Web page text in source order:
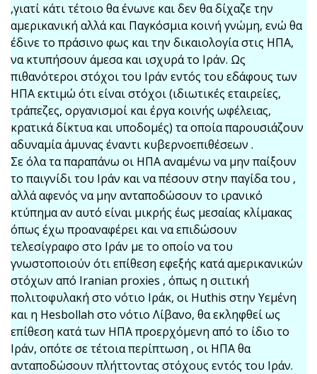
,γιατί κάτι τέτοιο θα ένωνε και δεν θα δίχαζε την
αμερικανική αλλά και Παγκόσμια κοινή γνώμη, ενώ θα
έδινε το πράσινο φως και την δικαιολογία στις ΗΠΑ,
να κτυπήσουν άμεσα και ισχυρά το Ιράν. Ως
πιθανότεροι στόχοι του Ιράν εντός του εδάφους των
ΗΠΑ εκτιμώ ότι είναι στόχοι (ιδιωτικές εταιρείες,
τράπεζες, οργανισμοί και έργα κοινής ωφέλειας,
κρατικά δίκτυα και υποδομές) τα οποία παρουσιάζουν
αδυναμία άμυνας έναντι κυβερνοεπιθέσεων .
Σε όλα τα παραπάνω οι ΗΠΑ αναμένω να μην παίξουν
το παιγνίδι του Ιράν και να πέσουν στην παγίδα του ,
αλλά αφενός να μην ανταποδώσουν το ιρανικό
κτύπημα αν αυτό είναι μικρής έως μεσαίας κλίμακας
όπως έχω προαναφέρει και να επιδώσουν
τελεσίγραφο στο Ιράν με το οποίο να του
γνωστοποιούν ότι επίθεση εφεξής κατά αμερικανικών
στόχων από Iranian proxies , όπως η σιιτική
πολιτοφυλακή στο νότιο Ιράκ, οι Huthis στην Υεμένη
και η Hesbollah στο νότιο Λίβανο, θα εκληφθεί ως
επίθεση κατά των ΗΠΑ προερχόμενη από το ίδιο το
Ιράν, οπότε σε τέτοια περίπτωση , οι ΗΠΑ θα
ανταποδώσουν πλήττοντας στόχους εντός του Ιράν.